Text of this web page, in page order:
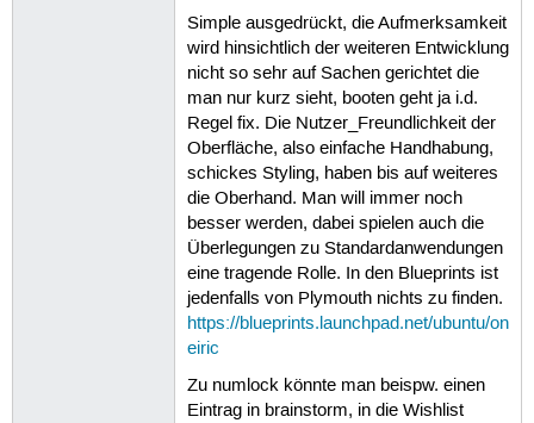
Simple ausgedrückt, die Aufmerksamkeit
wird hinsichtlich der weiteren Entwicklung
nicht so sehr auf Sachen gerichtet die
man nur kurz sieht, booten geht ja i.d.
Regel fix. Die Nutzer_Freundlichkeit der
Oberfläche, also einfache Handhabung,
schickes Styling, haben bis auf weiteres
die Oberhand. Man will immer noch
besser werden, dabei spielen auch die
Überlegungen zu Standardanwendungen
eine tragende Rolle. In den Blueprints ist
jedenfalls von Plymouth nichts zu finden.
https://blueprints.launchpad.net/ubuntu/on
eiric
Zu numlock könnte man beispw. einen
Eintrag in brainstorm, in die Wishlist